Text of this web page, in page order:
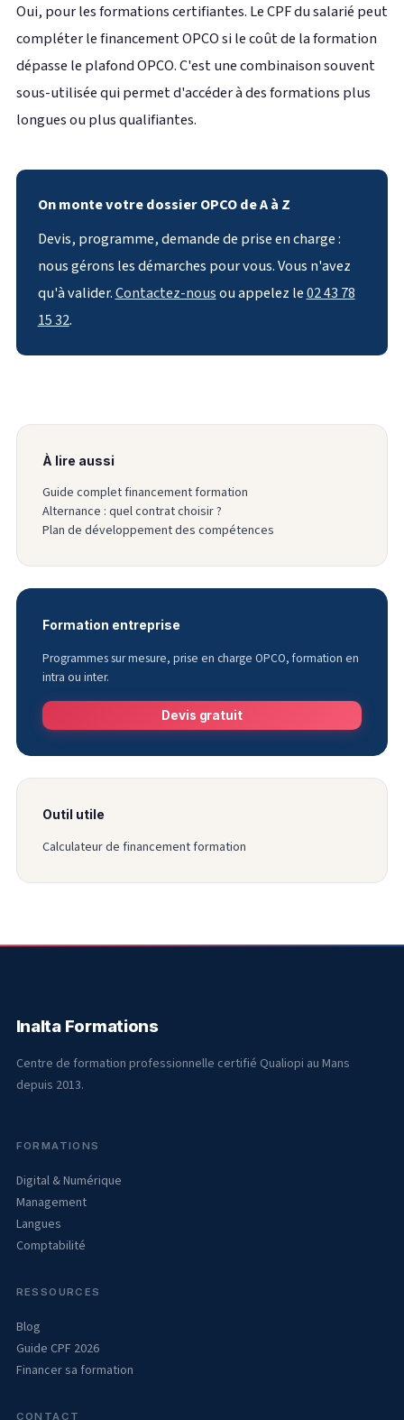
Oui, pour les formations certifiantes. Le CPF du salarié peut
compléter le financement OPCO si le coût de la formation
dépasse le plafond OPCO. C'est une combinaison souvent
sous-utilisée qui permet d'accéder à des formations plus
longues ou plus qualifiantes.
On monte votre dossier OPCO de A à Z
Devis, programme, demande de prise en charge :
nous gérons les démarches pour vous. Vous n'avez
qu'à valider.Contactez-nousou appelez le02 43 78
15 32.
À lire aussi
Guide complet financement formation
Alternance : quel contrat choisir ?
Plan de développement des compétences
Formation entreprise
Programmes sur mesure, prise en charge OPCO, formation en
intra ou inter.
Devis gratuit
Outil utile
Calculateur de financement formation
Inalta Formations
Centre de formation professionnelle certifié Qualiopi au Mans
depuis 2013.
FORMATIONS
Digital & Numérique
Management
Langues
Comptabilité
RESSOURCES
Blog
Guide CPF 2026
Financer sa formation
CONTACT